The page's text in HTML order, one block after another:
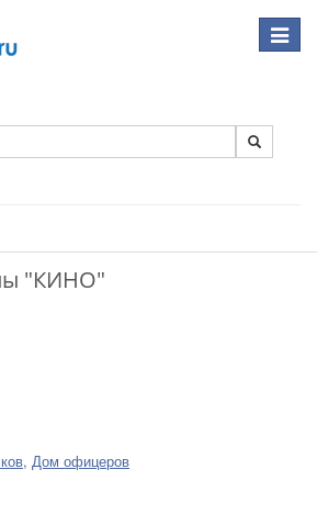
Toggle
"КИНО"
, Дом офицеров